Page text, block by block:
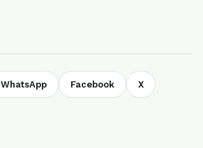
WhatsApp Facebook X